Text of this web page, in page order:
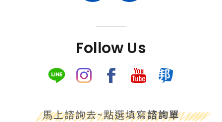
Follow Us
馬上諮詢去~點選填寫諮詢單